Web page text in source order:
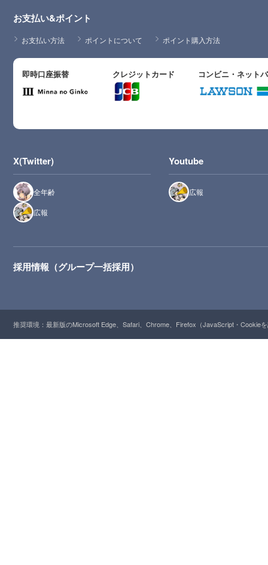
お支払い&ポイント
お支払い方法 ポイントについて ポイント購入方法
即時口座振替 クレジットカード コンビニ・ネット
X(Twitter)
全年齢
広報
Youtube
広報
採用情報（グループ一括採用）
推奨環境：最新版のMicrosoft Edge、Safari、Chrome、Firefox（JavaScript・Cookie